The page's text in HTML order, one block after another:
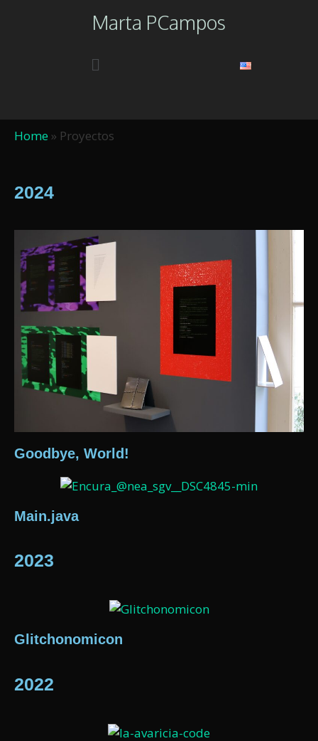
Marta PCampos
Home » Proyectos
2024
Goodbye, World!
Main.java
2023
Glitchonomicon
2022